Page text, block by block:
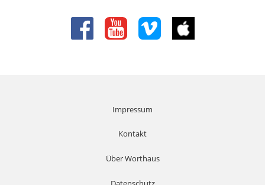
facebook youtube vimeo itunes
Impressum
Kontakt
Über Worthaus